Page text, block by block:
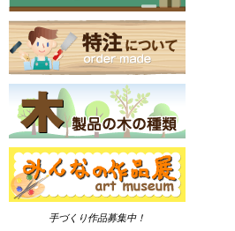
手づくり作品募集中！